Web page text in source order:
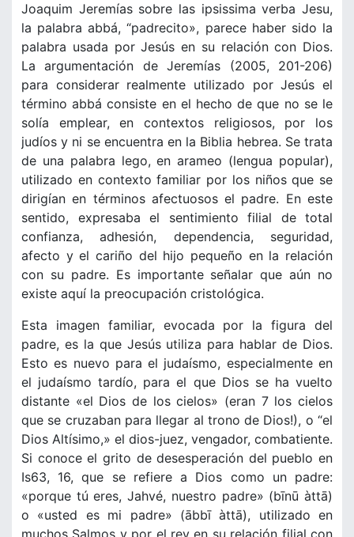
Joaquim Jeremías sobre las ipsissima verba Jesu,
la palabra abbá, “padrecito», parece haber sido la
palabra usada por Jesús en su relación con Dios.
La argumentación de Jeremías (2005, 201-206)
para considerar realmente utilizado por Jesús el
término abbá consiste en el hecho de que no se le
solía emplear, en contextos religiosos, por los
judíos y ni se encuentra en la Biblia hebrea. Se trata
de una palabra lego, en arameo (lengua popular),
utilizado en contexto familiar por los niños que se
dirigían en términos afectuosos el padre. En este
sentido, expresaba el sentimiento filial de total
confianza, adhesión, dependencia, seguridad,
afecto y el cariño del hijo pequeño en la relación
con su padre. Es importante señalar que aún no
existe aquí la preocupación cristológica.
Esta imagen familiar, evocada por la figura del
padre, es la que Jesús utiliza para hablar de Dios.
Esto es nuevo para el judaísmo, especialmente en
el judaísmo tardío, para el que Dios se ha vuelto
distante «el Dios de los cielos» (eran 7 los cielos
que se cruzaban para llegar al trono de Dios!), o “el
Dios Altísimo,» el dios-juez, vengador, combatiente.
Si conoce el grito de desesperación del pueblo en
Is63, 16, que se refiere a Dios como un padre:
«porque tú eres, Jahvé, nuestro padre» (bīnū àttā)
o «usted es mi padre» (ābbī àttā), utilizado en